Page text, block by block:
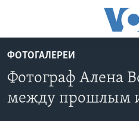
на
основной
контент
Перейти
ПРОГРАММЫ
АМЕРИКА
ПРОЕКТЫ
ФОТОГАЛЕРЕИ
Фотограф Алена
между прошлым